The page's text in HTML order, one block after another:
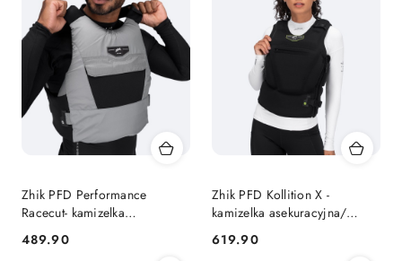
Zhik PFD Performance
Racecut- kamizelka
asekuracyjna
Cena:
489.90
Zhik PFD Kollition X -
kamizelka asekuracyjna/
impactowa
Cena:
619.90